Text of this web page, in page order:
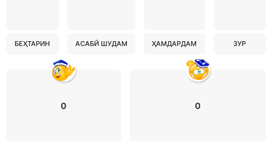
БЕҲТАРИН АСАБӢ ШУДАМ ҲАМДАРДАМ ЗУР
0 0